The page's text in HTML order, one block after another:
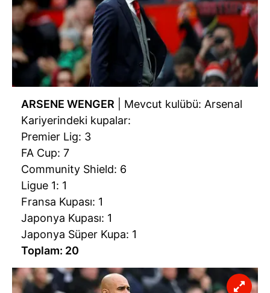
ARSENE WENGER | Mevcut kulübü: Arsenal
Kariyerindeki kupalar:
Premier Lig: 3
FA Cup: 7
Community Shield: 6
Ligue 1: 1
Fransa Kupası: 1
Japonya Kupası: 1
Japonya Süper Kupa: 1
Toplam: 20